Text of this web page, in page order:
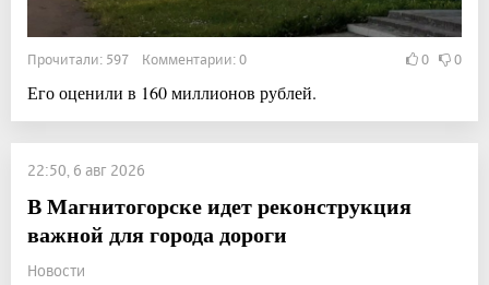
Прочитали: 597 Комментарии: 0 0 0
Его оценили в 160 миллионов рублей.
22:50, 6 авг 2026
В Магнитогорске идет реконструкция
важной для города дороги
Новости